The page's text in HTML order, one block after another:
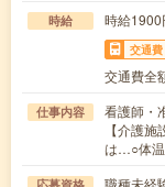
時給 時給
交通費
交通費全
仕事内容
看護師・
【介護
は…○体温
職種未経